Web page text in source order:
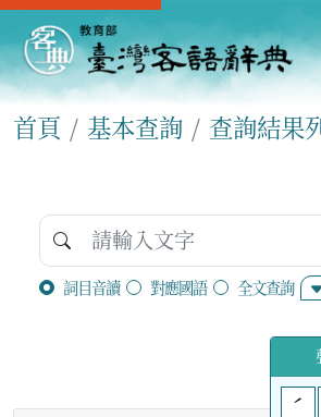
首頁 基本查詢 查詢結果
詞目音讀 對應國語 全文查詢
ˊ